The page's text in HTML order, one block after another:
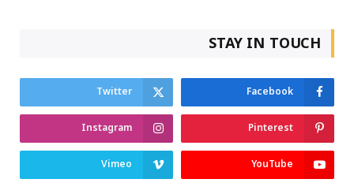
STAY IN TOUCH
Facebook
Twitter
Pinterest
Instagram
YouTube
Vimeo